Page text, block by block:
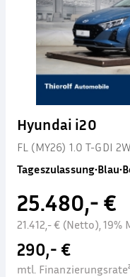
Hyundai i20
FL (MY26) 1.0 T-GDI
Tageszulassung•Blau•
25.480,- €
21.412,- € (Netto), 19%
290,- €
mtl. Finanzierungsrate²